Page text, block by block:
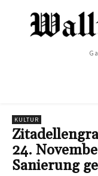
KULTUR
24.
Sanierung